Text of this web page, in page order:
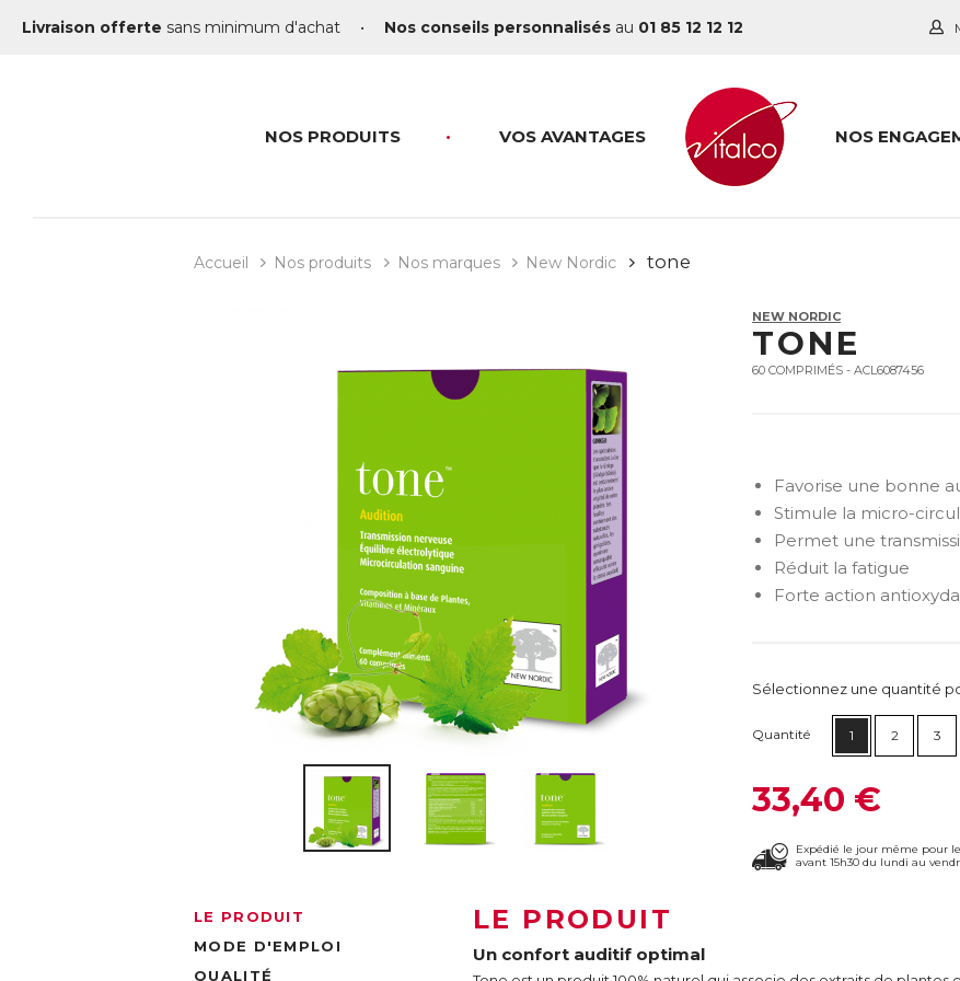
Livraison offerte sans minimum d'achat • Nos conseils personnalisés au 01 85 12 12 12
NOS PRODUITS VOS AVANTAGES NOS
Accueil Nos produits Nos marques New Nordic tone
NEW NORDIC
TONE
60 COMPRIMÉS - ACL6087456
Favorise une bonne
Stimule la micro-
Permet une
Réduit la fatigue
Forte action
Sélectionnez une quantité
Quantité 1 2 3
33,40 €
Expédié le jour même pour
avant 15h30 du lundi au
LE PRODUIT
MODE D'EMPLOI
QUALITÉ
LE PRODUIT
Un confort auditif optimal